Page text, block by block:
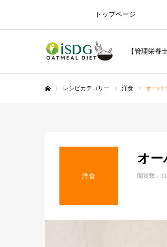
【管理栄養
トップページ
レシピカテゴリー 洋食 オーバ
洋食
オー
閲覧数：